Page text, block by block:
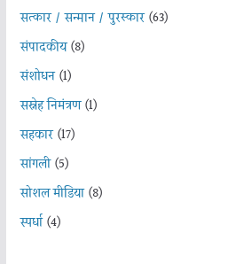
सत्कार / सन्मान / पुरस्कार(63)
संपादकीय(8)
संशोधन(1)
सस्नेह निमंत्रण(1)
सहकार(17)
सांगली(5)
सोशल मीडिया(8)
स्पर्धा(4)